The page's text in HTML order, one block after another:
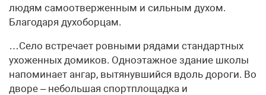
людям самоотверженным и сильным духом.
Благодаря духоборцам.
…Село встречает ровными рядами стандартных
ухоженных домиков. Одноэтажное здание школы
напоминает ангар, вытянувшийся вдоль дороги. Во
дворе – небольшая спортплощадка и